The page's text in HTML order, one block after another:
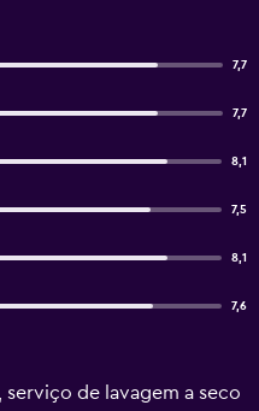
7,7
7,7
8,1
7,5
8,1
7,6
de lavagem a seco